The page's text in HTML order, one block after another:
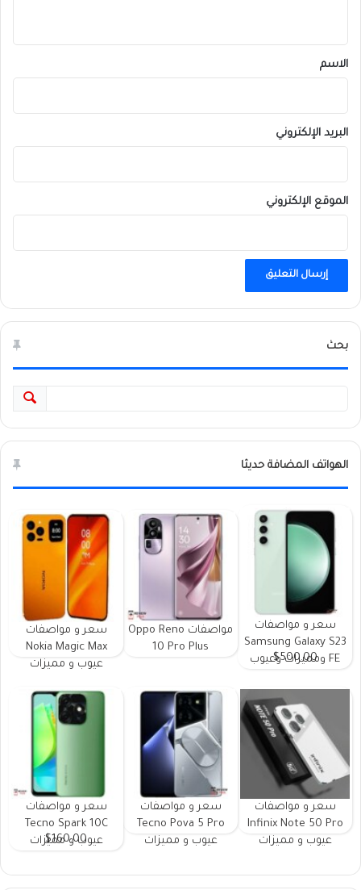
*
الاسم
البريد الإلكتروني
الموقع الإلكتروني
بحث
الهواتف المضافة حديثا
سعر و مواصفات
Samsung Galaxy S23
FE ومميزات وعيوب
$500.00
مواصفات Oppo Reno
10 Pro Plus
سعر و مواصفات
Nokia Magic Max
عيوب و مميزات
سعر و مواصفات
Infinix Note 50 Pro
عيوب و مميزات
سعر و مواصفات
Tecno Pova 5 Pro
عيوب و مميزات
سعر و مواصفات
Tecno Spark 10C
عيوب و مميزات
$160.00